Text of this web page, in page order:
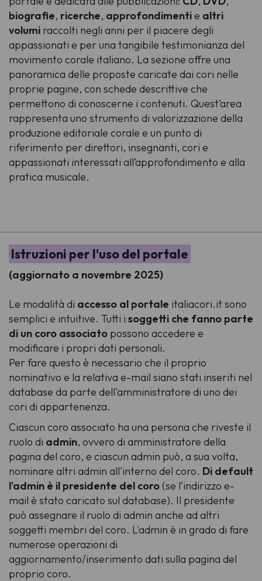
biografie, ricerche, approfondimentie altri
volumi raccolti negli anni per il piacere degli
appassionati e per una tangibile testimonianza del
movimento corale italiano. La sezione offre una
panoramica delle proposte caricate dai cori nelle
proprie pagine, con schede descrittive che
permettono di conoscerne i contenuti. Quest’area
rappresenta uno strumento di valorizzazione della
produzione editoriale corale e un punto di
riferimento per direttori, insegnanti, cori e
appassionati interessati all’approfondimento e alla
pratica musicale.
Istruzioni per l'uso del portale
(aggiornato a novembre 2025)
Le modalità di accesso al portale italiacori.it sono
semplici e intuitive. Tutti i soggetti che fanno parte
di un coro associato possono accedere e
modificare i propri dati personali.
Per fare questo è necessario che il proprio
nominativo e la relativa e-mail siano stati inseriti nel
database da parte dell'amministratore di uno dei
cori di appartenenza.
Ciascun coro associato ha una persona che riveste il
ruolo di admin, ovvero di amministratore della
pagina del coro, e ciascun admin può, a sua volta,
nominare altri admin all'interno del coro. Di default
l’admin è il presidente del coro(se l’indirizzo e-
mail è stato caricato sul database). Il presidente
può assegnare il ruolo di admin anche ad altri
soggetti membri del coro. L'admin è in grado di fare
numerose operazioni di
aggiornamento/inserimento dati sulla pagina del
proprio coro.